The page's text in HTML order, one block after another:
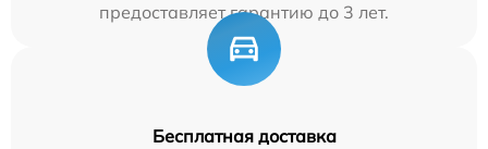
предоставляет гарантию до 3 лет.
Бесплатная доставка